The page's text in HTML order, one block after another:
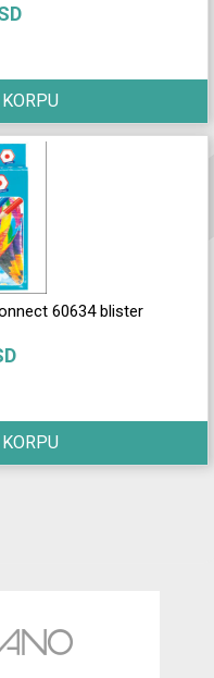
60634 blister